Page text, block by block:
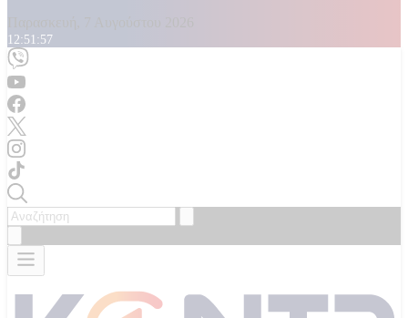
12:51:59